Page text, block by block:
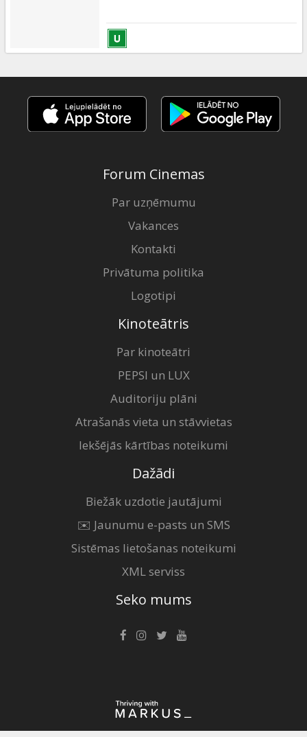
Forum Cinemas
Par uzņēmumu
Vakances
Kontakti
Privātuma politika
Logotipi
Kinoteātris
Par kinoteātri
PEPSI un LUX
Auditoriju plāni
Atrašanās vieta un stāvvietas
Iekšējās kārtības noteikumi
Dažādi
Biežāk uzdotie jautājumi
✉️ Jaunumu e-pasts un SMS
Sistēmas lietošanas noteikumi
XML serviss
Seko mums